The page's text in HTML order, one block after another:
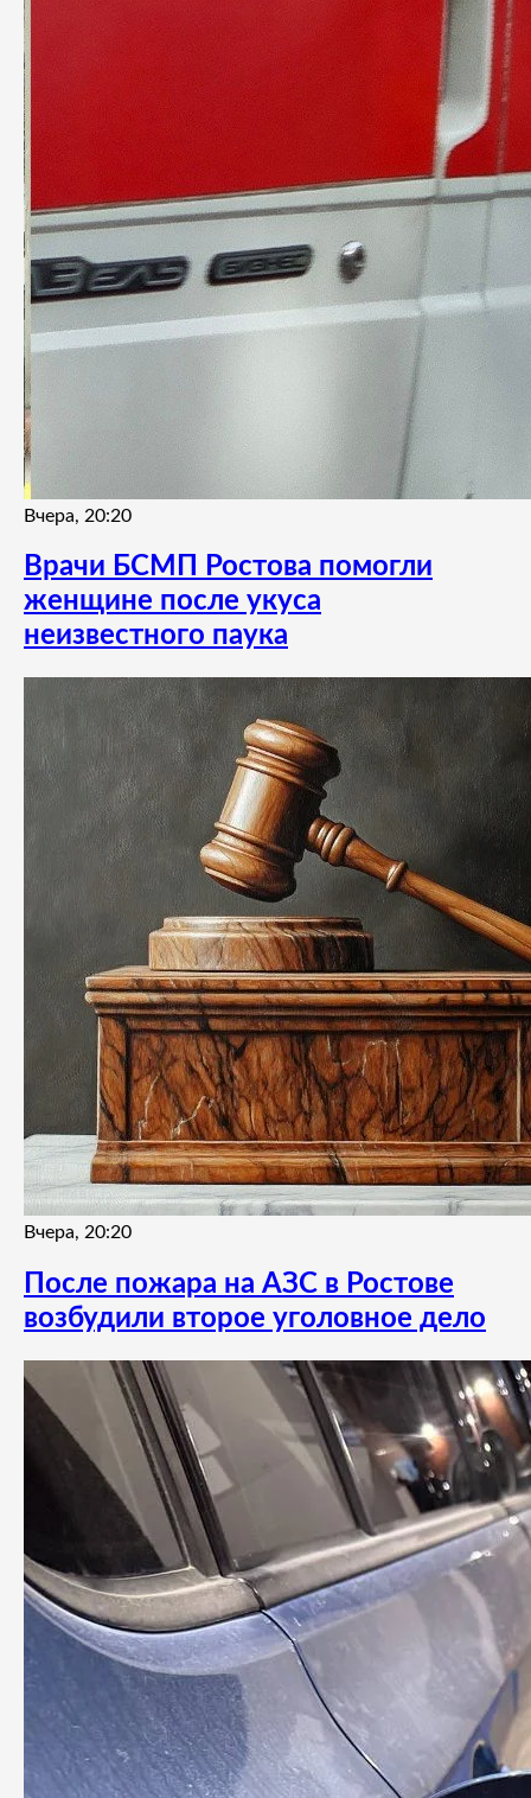
Вчера, 20:20
Врачи БСМП Ростова помогли
женщине после укуса
неизвестного паука
Вчера, 20:20
После пожара на АЗС в Ростове
возбудили второе уголовное дело